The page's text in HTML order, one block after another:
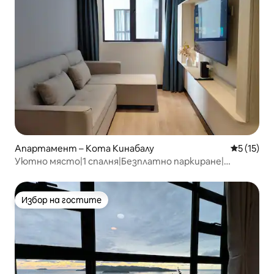
Апартамент – Кота Кинабалу Средна
5 (15)
Уютно място|1 спалня|Безплатно паркиране|
Избор на гостите
Избор на гостите